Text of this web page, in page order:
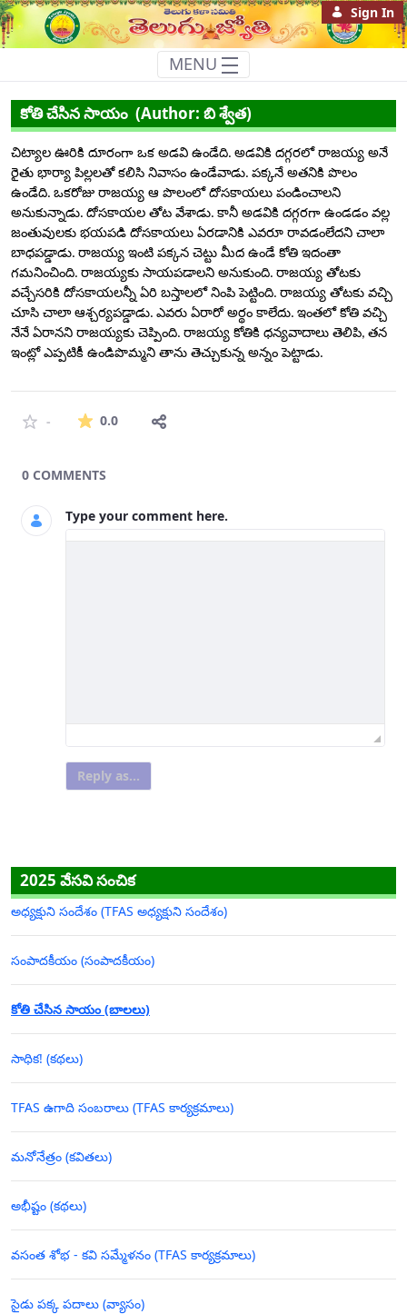
Sign In
MENU
కోతి చేసిన సాయం
కోతి చేసిన సాయం (Author: బి శ్వేత)
చిట్యాల ఊరికి దూరంగా ఒక అడవి ఉండేది. అడవికి దగ్గరలో రాజయ్య అనే
రైతు భార్యా పిల్లలతో కలిసి నివాసం ఉండేవాడు. పక్కనే అతనికి పొలం
ఉండేది. ఒకరోజు రాజయ్య ఆ పొలంలో దోసకాయలు పండించాలని
అనుకున్నాడు. దోసకాయల తోట వేశాడు. కానీ అడవికి దగ్గరగా ఉండడం వల్ల
జంతువులకు భయపడి దోసకాయలు ఏరడానికి ఎవరూ రావడంలేదని చాలా
బాధపడ్డాడు. రాజయ్య ఇంటి పక్కన చెట్టు మీద ఉండే కోతి ఇదంతా
గమనించింది. రాజయ్యకు సాయపడాలని అనుకుంది. రాజయ్య తోటకు
వచ్చేసరికి దోసకాయలన్నీ ఏరి బస్తాలలో నింపి పెట్టింది. రాజయ్య తోటకు వచ్చి
చూసి చాలా ఆశ్చర్యపడ్డాడు. ఎవరు ఏరారో అర్థం కాలేదు. ఇంతలో కోతి వచ్చి
నేనే ఏరానని రాజయ్యకు చెప్పింది. రాజయ్య కోతికి ధన్యవాదాలు తెలిపి, తన
ఇంట్లో ఎప్పటికీ ఉండిపొమ్మని తాను తెచ్చుకున్న అన్నం పెట్టాడు.
- 0.0The average rating is 0 stars out of 5.
0 COMMENTS
Type your comment here.
Reply as...
2025 వేసవి సంచిక
అధ్యక్షుని సందేశం (TFAS అధ్యక్షుని సందేశం)
సంపాదకీయం (సంపాదకీయం)
కోతి చేసిన సాయం (బాలలు)
సాధిక! (కథలు)
TFAS ఉగాది సంబరాలు (TFAS కార్యక్రమాలు)
మనోనేత్రం (కవితలు)
అభీష్టం (కథలు)
వసంత శోభ - కవి సమ్మేళనం (TFAS కార్యక్రమాలు)
సైడు పక్క పదాలు (వ్యాసం)